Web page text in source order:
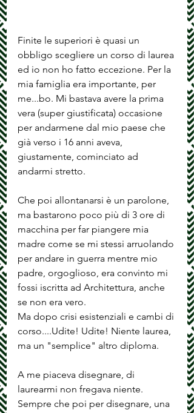
Finite le superiori è quasi un
obbligo scegliere un corso di laurea
ed io non ho fatto eccezione. Per la
mia famiglia era importante, per
me...bo. Mi bastava avere la prima
vera (super giustificata) occasione
per andarmene dal mio paese che
già verso i 16 anni aveva,
giustamente, cominciato ad
andarmi stretto.
Che poi allontanarsi è un parolone,
ma bastarono poco più di 3 ore di
macchina per far piangere mia
madre come se mi stessi arruolando
per andare in guerra mentre mio
padre, orgoglioso, era convinto mi
fossi iscritta ad Architettura, anche
se non era vero.
Ma dopo crisi esistenziali e cambi di
corso....Udite! Udite! Niente laurea,
ma un "semplice" altro diploma.
A me piaceva disegnare, di
laurearmi non fregava niente.
Sempre che poi per disegnare, una